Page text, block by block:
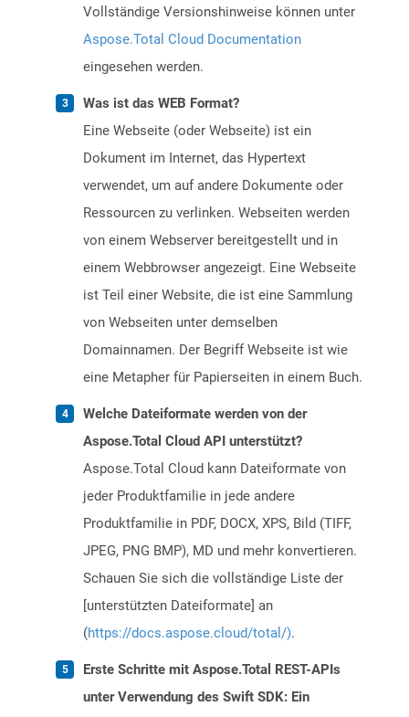
Vollständige Versionshinweise können unter
Aspose.Total Cloud Documentation
eingesehen werden.
Was ist das WEB Format?
Eine Webseite (oder Webseite) ist ein
Dokument im Internet, das Hypertext
verwendet, um auf andere Dokumente oder
Ressourcen zu verlinken. Webseiten werden
von einem Webserver bereitgestellt und in
einem Webbrowser angezeigt. Eine Webseite
ist Teil einer Website, die ist eine Sammlung
von Webseiten unter demselben
Domainnamen. Der Begriff Webseite ist wie
eine Metapher für Papierseiten in einem Buch.
Welche Dateiformate werden von der
Aspose.Total Cloud API unterstützt?
Aspose.Total Cloud kann Dateiformate von
jeder Produktfamilie in jede andere
Produktfamilie in PDF, DOCX, XPS, Bild (TIFF,
JPEG, PNG BMP), MD und mehr konvertieren.
Schauen Sie sich die vollständige Liste der
[unterstützten Dateiformate] an
(https://docs.aspose.cloud/total/).
Erste Schritte mit Aspose.Total REST-APIs
unter Verwendung des Swift SDK: Ein